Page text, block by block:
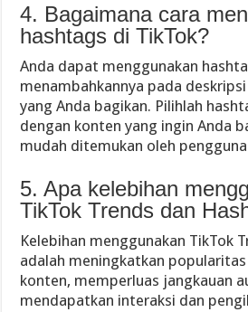
4. Bagaimana cara
hashtags di TikTok?
Anda dapat menggunakan
menambahkannya pada
yang Anda bagikan. Pilihlah
dengan konten yang ingin Anda
mudah ditemukan oleh
5. Apa kelebihan
TikTok Trends dan
Kelebihan menggunakan TikTok
adalah meningkatkan
konten, memperluas jangkauan
mendapatkan interaksi dan